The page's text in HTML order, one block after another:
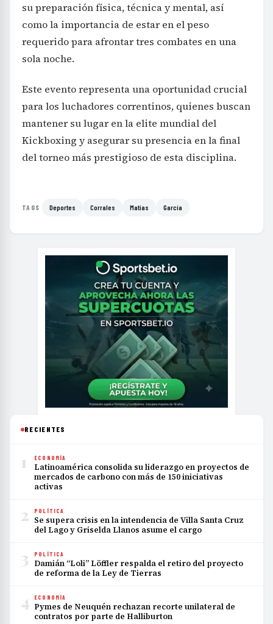
su preparación física, técnica y mental, así
como la importancia de estar en el peso
requerido para afrontar tres combates en una
sola noche.
Este evento representa una oportunidad crucial
para los luchadores correntinos, quienes buscan
mantener su lugar en la elite mundial del
Kickboxing y asegurar su presencia en la final
del torneo más prestigioso de esta disciplina.
TAGS Deportes Corrales Matías García
RECIENTES
1 ECONOMÍA
Latinoamérica consolida su liderazgo en proyectos de
mercados de carbono con más de 150 iniciativas
activas
2 POLÍTICA
Se supera crisis en la intendencia de Villa Santa Cruz
del Lago y Griselda Llanos asume el cargo
3 POLÍTICA
Damián “Loli” Löffler respalda el retiro del proyecto
de reforma de la Ley de Tierras
4 ECONOMÍA
Pymes de Neuquén rechazan recorte unilateral de
contratos por parte de Halliburton